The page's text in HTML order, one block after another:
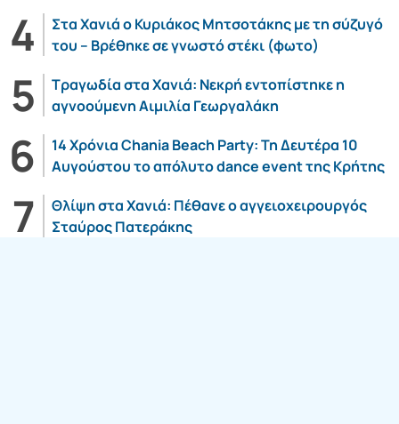
Στα Χανιά ο Κυριάκος Μητσοτάκης με τη σύζυγό
του – Βρέθηκε σε γνωστό στέκι (φωτο)
Τραγωδία στα Χανιά: Νεκρή εντοπίστηκε η
αγνοούμενη Αιμιλία Γεωργαλάκη
14 Χρόνια Chania Beach Party: Τη Δευτέρα 10
Αυγούστου το απόλυτο dance event της Κρήτης
Θλίψη στα Χανιά: Πέθανε ο αγγειοχειρουργός
Σταύρος Πατεράκης